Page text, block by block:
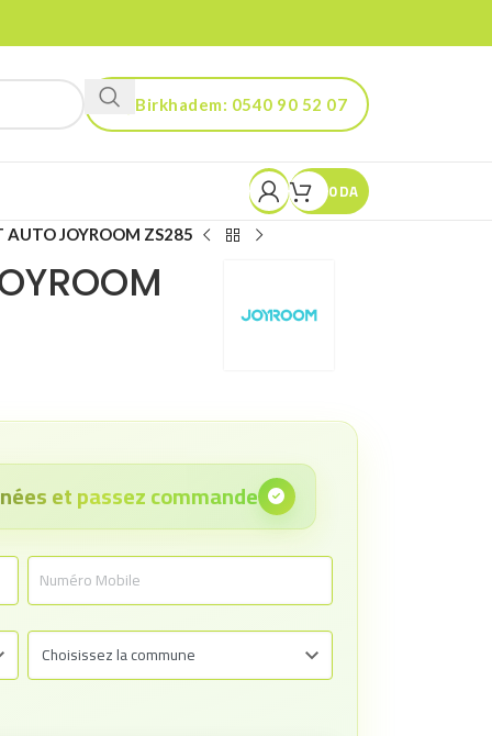
Birkhadem: 0540 90 52 07
Kouba: 0560 90 52 03
0DA
AUTO JOYROOM ZS285
et passez commande